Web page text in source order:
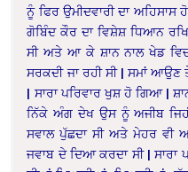
ਨੂੰ ਫਿਰ ਉਮੀਦਵਾਰੀ ਦਾ
ਗੋਬਿੰਦ ਕੌਰ ਦਾ ਵਿਸ਼ੇਸ਼ ਧਿਆਨ
ਸੀ ਅਤੇ ਆ ਕੇ ਸ਼ਾਨ ਨਾਲ ਖੇਡ
ਸਰਕਦੀ ਜਾ ਰਹੀ ਸੀ | ਸਮਾਂ
| ਸਾਰਾ ਪਰਿਵਾਰ ਖੁਸ਼ ਹੋ ਗਿਆ |
ਨਿੱਕੇ ਅੰਗ ਦੇਖ ਉਸ ਨੂੰ ਅਜੀਬ
ਸਵਾਲ ਪੁੱਛਦਾ ਸੀ ਅਤੇ ਮੇਹਰ ਵੀ
ਜਵਾਬ ਦੇ ਦਿਆ ਕਰਦਾ ਸੀ | ਸਾਰਾ